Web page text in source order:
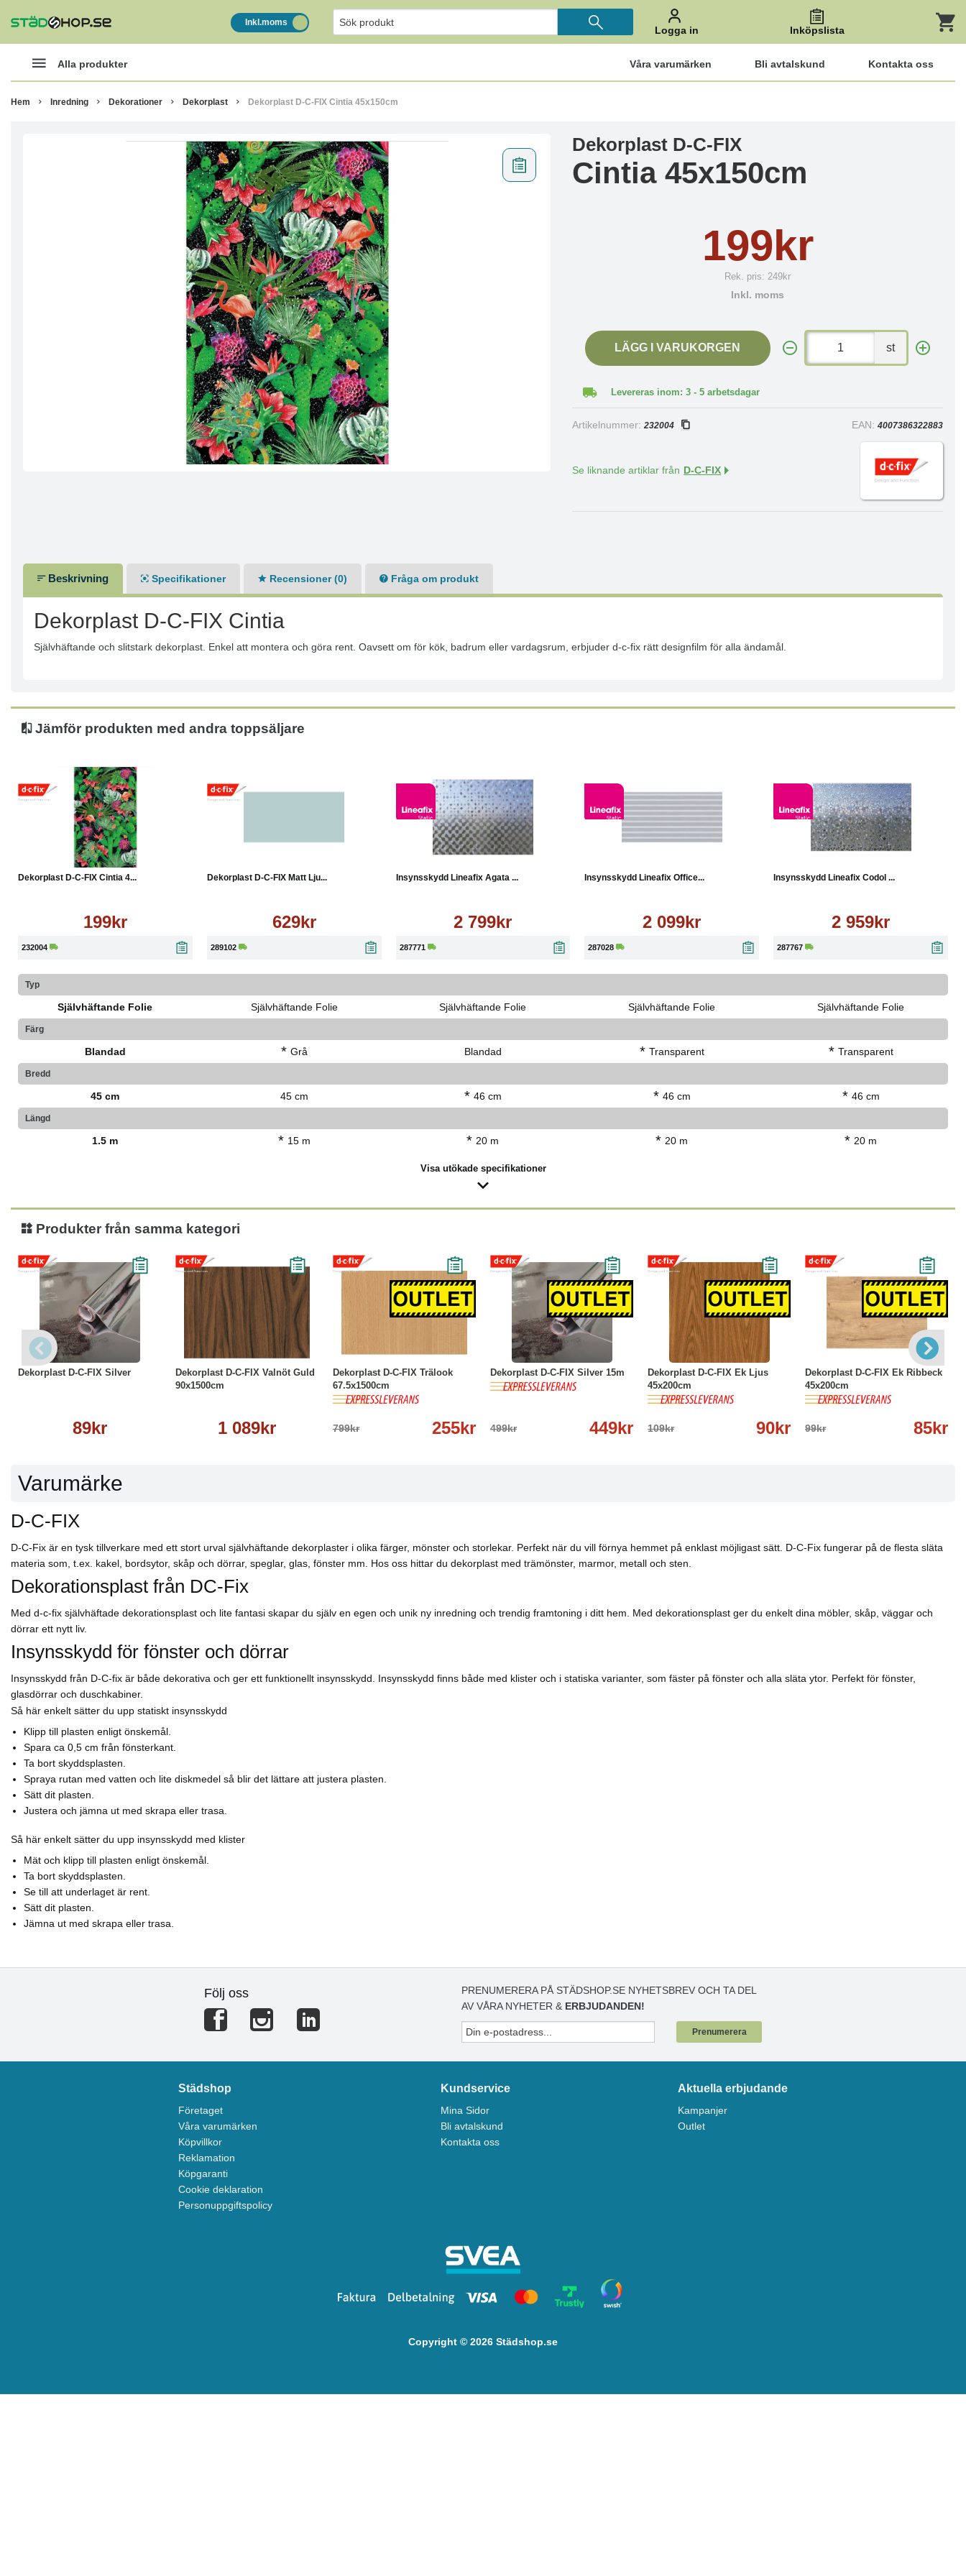
Inkl.moms
Logga in Inköpslista
Alla produkter Våra varumärken Bli avtalskund Kontakta oss
Hem Inredning Dekorationer Dekorplast Dekorplast D-C-FIX Cintia 45x150cm
Dekorplast D-C-FIX
Cintia 45x150cm
199kr
Rek. pris:249kr
Inkl. moms
LÄGG I VARUKORGEN st
Levereras inom: 3 - 5 arbetsdagar
Artikelnummer:232004 EAN: 4007386322883
Se liknande artiklar från D-C-FIX
Beskrivning Specifikationer Recensioner (0) Fråga om produkt
Dekorplast D-C-FIX Cintia
Självhäftande och slitstark dekorplast. Enkel att montera och göra rent. Oavsett om för kök, badrum eller vardagsrum, erbjuder d-c-fix rätt designfilm för alla ändamål.
Jämför produkten med andra toppsäljare
Dekorplast D-C-FIX Cintia 4...
199kr
232004
Läs mer
Dekorplast D-C-FIX Matt Lju...
629kr
289102
Insynsskydd Lineafix Agata ...
2 799kr
287771
Köp Läs mer
Insynsskydd Lineafix Office...
2 099kr
287028
Insynsskydd Lineafix Codol ...
2 959kr
287767
Köp Läs mer
Typ
Självhäftande Folie Självhäftande Folie Självhäftande Folie Självhäftande Folie Självhäftande Folie
Färg
Blandad * Grå Blandad * Transparent * Transparent
Bredd
45 cm 45 cm * 46 cm * 46 cm * 46 cm
Längd
1.5 m * 15 m * 20 m * 20 m * 20 m
Visa utökade specifikationer
Produkter från samma kategori
Dekorplast D-C-FIX Silver
89kr
Läs mer
Dekorplast D-C-FIX Valnöt Guld
90x1500cm
1 089kr
Köp Läs mer
Dekorplast D-C-FIX Trälook
67.5x1500cm
799kr 255kr
-68%
Dekorplast D-C-FIX Silver 15m
499kr 449kr
-10% Köp Läs mer
Dekorplast D-C-FIX Ek Ljus
45x200cm
109kr 90kr
Köp Läs mer
Dekorplast D-C-FIX Ek Ribbeck
45x200cm
99kr 85kr
-14% Köp Läs mer
Varumärke
D-C-FIX
D-C-Fix är en tysk tillverkare med ett stort urval självhäftande dekorplaster i olika färger, mönster och storlekar. Perfekt när du vill förnya hemmet på enklast möjligast sätt. D-C-Fix fungerar på de flesta släta
materia som, t.ex. kakel, bordsytor, skåp och dörrar, speglar, glas, fönster mm. Hos oss hittar du dekorplast med trämönster, marmor, metall och sten.
Dekorationsplast från DC-Fix
Med d-c-fix självhäftade dekorationsplast och lite fantasi skapar du själv en egen och unik ny inredning och trendig framtoning i ditt hem. Med dekorationsplast ger du enkelt dina möbler, skåp, väggar och
dörrar ett nytt liv.
Insynsskydd för fönster och dörrar
Insynsskydd från D-C-fix är både dekorativa och ger ett funktionellt insynsskydd. Insynsskydd finns både med klister och i statiska varianter, som fäster på fönster och alla släta ytor. Perfekt för fönster,
glasdörrar och duschkabiner.
Så här enkelt sätter du upp statiskt insynsskydd
Klipp till plasten enligt önskemål.
Spara ca 0,5 cm från fönsterkant.
Ta bort skyddsplasten.
Spraya rutan med vatten och lite diskmedel så blir det lättare att justera plasten.
Sätt dit plasten.
Justera och jämna ut med skrapa eller trasa.
Så här enkelt sätter du upp insynsskydd med klister
Mät och klipp till plasten enligt önskemål.
Ta bort skyddsplasten.
Se till att underlaget är rent.
Sätt dit plasten.
Jämna ut med skrapa eller trasa.
Följ oss
PRENUMERERA PÅ STÄDSHOP.SE NYHETSBREV OCH TA DEL
AV VÅRA NYHETER & ERBJUDANDEN!
Prenumerera
Städshop
Företaget
Våra varumärken
Köpvillkor
Reklamation
Köpgaranti
Cookie deklaration
Personuppgiftspolicy
Kundservice
Mina Sidor
Bli avtalskund
Kontakta oss
Aktuella erbjudande
Kampanjer
Outlet
Copyright © 2026 Städshop.se